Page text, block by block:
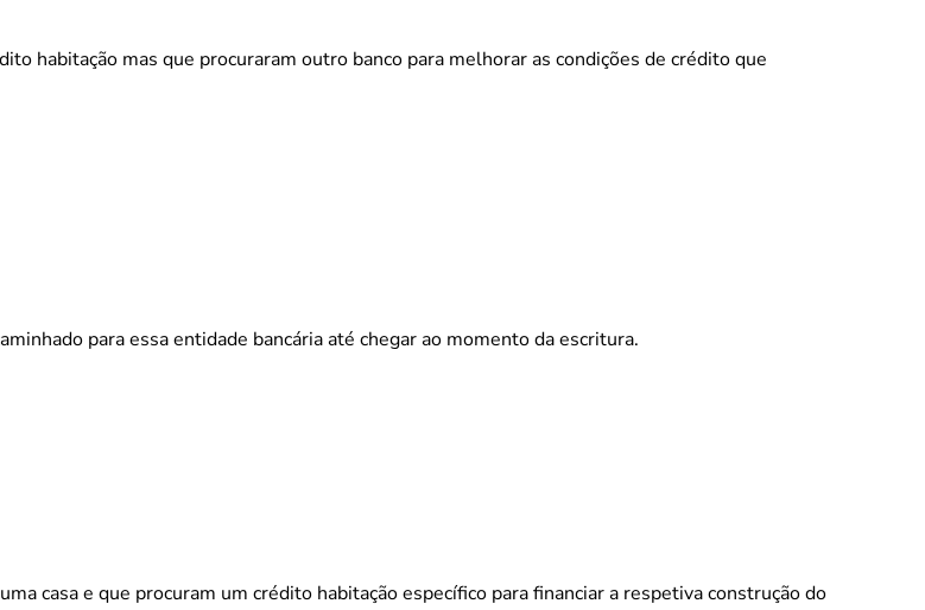
habitação mas que procuraram outro banco para melhorar as condições de crédito que
para essa entidade bancária até chegar ao momento da escritura.
casa e que procuram um crédito habitação específico para financiar a respetiva construção do